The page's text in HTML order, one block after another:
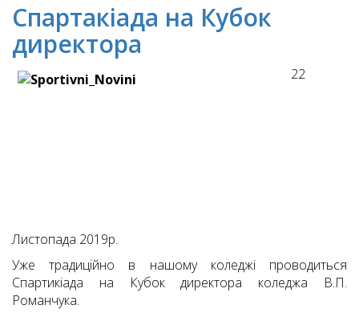
Спартакіада на Кубок
директора
22
Листопада 2019р.
Уже традиційно в нашому коледжі проводиться
Спартикіада на Кубок директора коледжа В.П.
Романчука.